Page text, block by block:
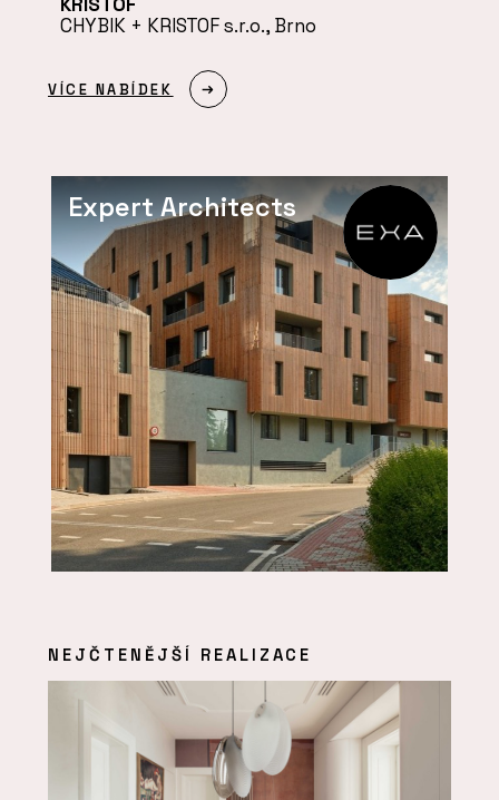
KRISTOF
CHYBIK + KRISTOF s.r.o., Brno
VÍCE NABÍDEK
Expert Architects
NEJČTENĚJŠÍ REALIZACE